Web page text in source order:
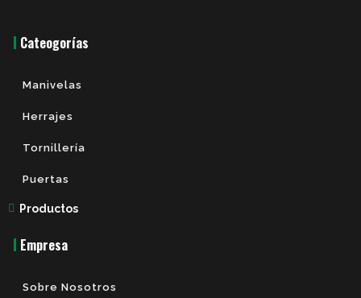
Cateogorías
Manivelas
Herrajes
Tornillería
Puertas
Productos
Empresa
Sobre Nosotros